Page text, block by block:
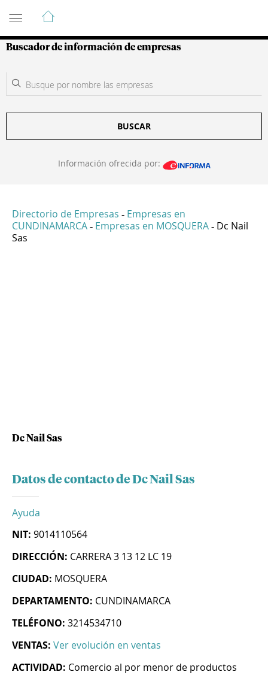
Guía de Empresas Colombianas
Buscador de información de empresas
BUSCAR
Información ofrecida por:
Directorio de Empresas - Empresas en
CUNDINAMARCA - Empresas en MOSQUERA - Dc Nail
Sas
Dc Nail Sas
Datos de contacto de Dc Nail Sas
Ayuda
NIT: 9014110564
DIRECCIÓN: CARRERA 3 13 12 LC 19
CIUDAD: MOSQUERA
DEPARTAMENTO: CUNDINAMARCA
TELÉFONO: 3214534710
VENTAS: Ver evolución en ventas
ACTIVIDAD: Comercio al por menor de productos